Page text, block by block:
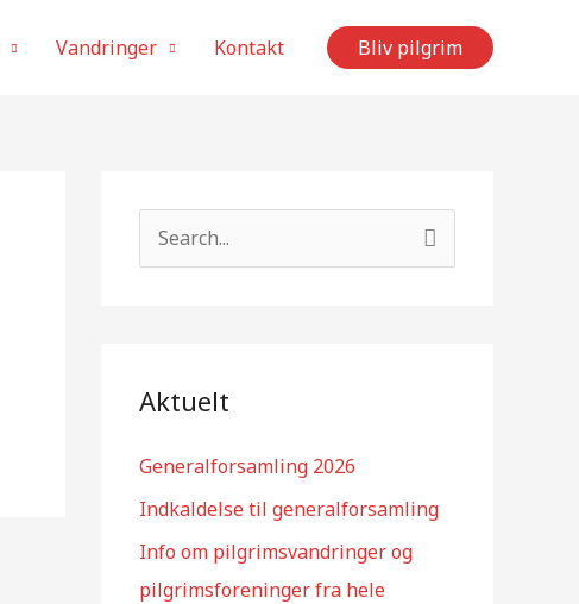
Vandringer Kontakt Bliv pilgrim
ø
t
e
Aktuelt
Generalforsamling 2026
Indkaldelse til generalforsamling
Info om pilgrimsvandringer og
pilgrimsforeninger fra hele